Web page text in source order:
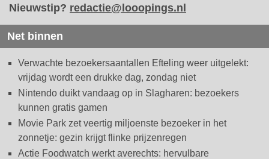
Nieuwstip? redactie@looopings.nl
Net binnen
Verwachte bezoekersaantallen Efteling weer uitgelekt:
vrijdag wordt een drukke dag, zondag niet
Nintendo duikt vandaag op in Slagharen: bezoekers
kunnen gratis gamen
Movie Park zet veertig miljoenste bezoeker in het
zonnetje: gezin krijgt flinke prijzenregen
Actie Foodwatch werkt averechts: hervulbare